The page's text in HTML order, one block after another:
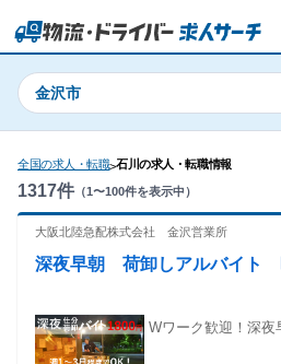
金沢市
全国の求人・転職>石川の求人・転職情報
1317件 （1〜100件を表示中）
大阪北陸急配株式会社 金沢営業所
深夜早朝 荷卸しアルバイト
Wワーク歓迎！深夜